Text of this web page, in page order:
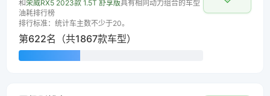
和荣威RX5 2023款 1.5T 舒享版具有相同动力组合的车型
油耗排行榜
排行标准：统计车主数不少于20。
第622名（共1867款车型）